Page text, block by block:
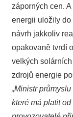
záporných cen.
energii uložily do
návrh jakkoliv
opakovaně tvrdí
velkých
zdrojů energie
„Ministr
které má platit